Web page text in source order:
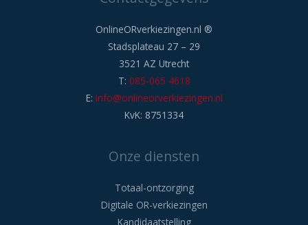
OnlineORverkiezingen.nl ®
Stadsplateau 27 – 29
3521 AZ Utrecht
T: 085-065 4618
E: info@onlineorverkiezingen.nl
KvK: 8751334
Onze diensten
Totaal-ontzorging
Digitale OR-verkiezingen
Kandidaatstelling